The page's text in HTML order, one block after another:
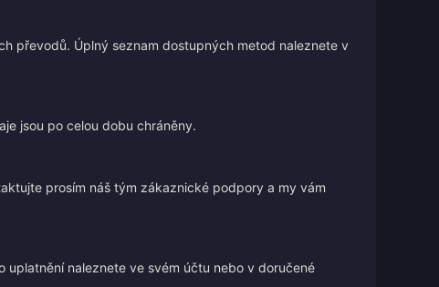
převodů. Úplný seznam dostupných metod naleznete v
jsou po celou dobu chráněny.
prosím náš tým zákaznické podpory a my vám
naleznete ve svém účtu nebo v doručené